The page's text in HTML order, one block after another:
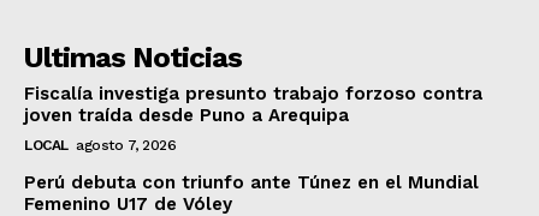
Ultimas Noticias
Fiscalía investiga presunto trabajo forzoso contra
joven traída desde Puno a Arequipa
LOCAL agosto 7, 2026
Perú debuta con triunfo ante Túnez en el Mundial
Femenino U17 de Vóley